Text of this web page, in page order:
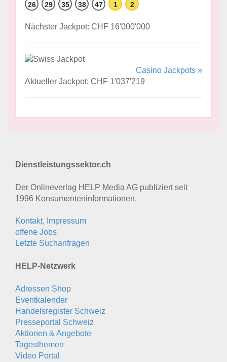
26 29 35 38 47 1 2
Nächster Jackpot: CHF 16'000'000
Casino Jackpots »
Aktueller Jackpot: CHF 1'037'219
Dienstleistungssektor.ch
Der Onlineverlag HELP Media AG publiziert seit
1996 Konsumenten­informationen.
Kontakt, Impressum
offene Jobs
Letzte Suchanfragen
HELP-Netzwerk
Adressen Shop
Eventkalender
Handelsregister Schweiz
Presseportal Schweiz
Aktionen & Angebote
Tagesthemen
Video Portal